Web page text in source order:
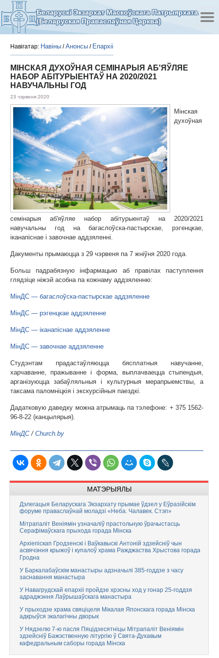
Беларускі Экзархат Маскоўскага Патрыярхата
(Беларуская Праваслаўная Царква)
Навігатар: Навіны /Анонсы / Епархіі
МІНСКАЯ ДУХОЎНАЯ СЕМІНАРЫЯ АБ'ЯЎЛЯЕ
НАБОР АБІТУРЫЕНТАЎ НА 2020/2021
НАВУЧАЛЬНЫ ГОД
23 чэрвеня 2020
Мінская
духоўная
семінарыя аб'яўляе набор абітурыентаў на 2020/2021
навучальны год на багаслоўска-пастырскае, рэгенцкае,
іканапіснае і завочнае аддзяленні.
Дакументы прымаюцца з 29 чэрвеня па 7 жніўня 2020 года.
Больш падрабязную інфармацыю аб правілах паступлення
глядзіце ніжэй асобна па кожнаму аддзяленню:
МінДС — багаслоўска-пастырскае аддзяленне
МінДС — рэгенцкае аддзяленне
МінДС — іканапіснае аддзяленне
МінДС — завочнае аддзяленне
Студэнтам прадастаўляюцца бясплатныя навучанне,
харчаванне, пражыванне і форма, выплачваецца стыпендыя,
арганізуюцца забаўляльныя і культурныя мерапрыемствы, а
таксама паломніцкія і экскурсійныя паездкі.
Дадатковую даведку можна атрымаць па тэлефоне: + 375 1562-
96-8-22 (канцылярыя).
МінДС/ Church.by
МАТЭРЫЯЛЫ
Дэлегацыя Беларускага Экзархату прымае ўдзел у Еўразійскім
форуме праваслаўнай моладзі «Неба. Чалавек. Стэп»
Мітрапаліт Веніямін узначаліў прастольную ўрачыстасць
Серафімаўскага прыхода горада Мінска
Архіепіскап Гродзенскі і Ваўкавыскі Антоній здзейсніў чын
асвячэння крыжоў і купалоў храма Ражджаства Хрыстова горада
Гродна
У Баркалабаўскім манастыры адзначылі 385-годдзе з часу
заснавання манастыра
У Навагрудскай епархіі пройдзе хрэсны ход у гонар 25-годдзя
адраджэння Лаўрышаўскага манастыра
У прыходзе храма свяціцеля Мікалая Японскага горада Мінска
адкрыўся экалагічны дворык
У Нядзелю 7-ю пасля Пяцідзесятніцы Мітрапаліт Веніямін
здзейсніў Бажэственную літургію ў Свята-Духавым
кафедральным саборы горада Мінска